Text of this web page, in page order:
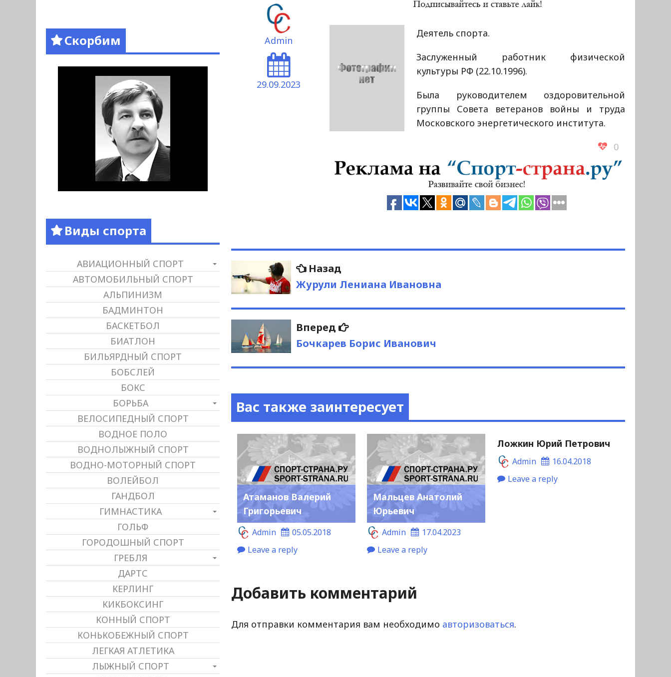
Admin
29.09.2023
Деятель спорта.
Заслуженный работник физической
культуры РФ (22.10.1996).
Была руководителем оздоровительной
группы Совета ветеранов войны и труда
Московского энергетического института.
0
Навигация
по
записям
Назад
запись:
Журули Лениана Ивановна
Вперед
Следующая
запись:
Бочкарев Борис Иванович
Вас также заинтересует
Атаманов Валерий
Григорьевич
Admin
05.05.2018
Leave a reply
Мальцев Анатолий
Юрьевич
Admin
17.04.2023
Leave a reply
Ложкин Юрий Петрович
Admin
16.04.2018
Leave a reply
Добавить комментарий
Для отправки комментария вам необходимо авторизоваться.
Скорбим
Виды спорта
АВИАЦИОННЫЙ СПОРТ
АВТОМОБИЛЬНЫЙ СПОРТ
АЛЬПИНИЗМ
БАДМИНТОН
БАСКЕТБОЛ
БИАТЛОН
БИЛЬЯРДНЫЙ СПОРТ
БОБСЛЕЙ
БОКС
БОРЬБА
ВЕЛОСИПЕДНЫЙ СПОРТ
ВОДНОЕ ПОЛО
ВОДНОЛЫЖНЫЙ СПОРТ
ВОДНО-МОТОРНЫЙ СПОРТ
ВОЛЕЙБОЛ
ГАНДБОЛ
ГИМНАСТИКА
ГОЛЬФ
ГОРОДОШНЫЙ СПОРТ
ГРЕБЛЯ
ДАРТС
КЕРЛИНГ
КИКБОКСИНГ
КОННЫЙ СПОРТ
КОНЬКОБЕЖНЫЙ СПОРТ
ЛЕГКАЯ АТЛЕТИКА
ЛЫЖНЫЙ СПОРТ